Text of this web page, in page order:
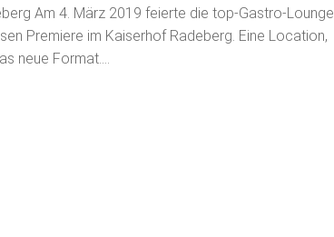
Am 4. März 2019 feierte die top-Gastro-Lounge
Premiere im Kaiserhof Radeberg. Eine Location,
neue Format....